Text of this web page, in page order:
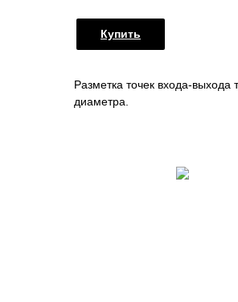
Купить
Разметка точек входа-
диаметра.